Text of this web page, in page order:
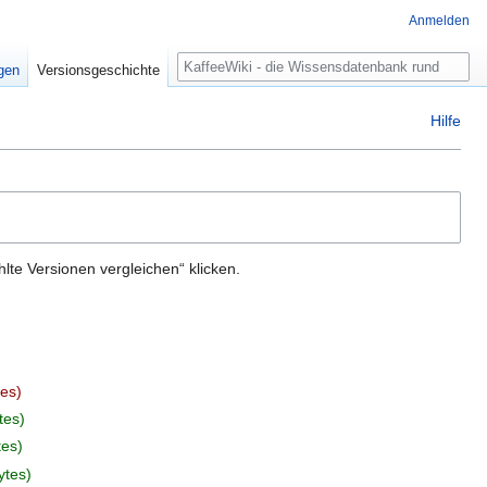
Hilfe
Versionen vergleichen“ klicken.
Anmelden
Versionsgeschichte
Suche